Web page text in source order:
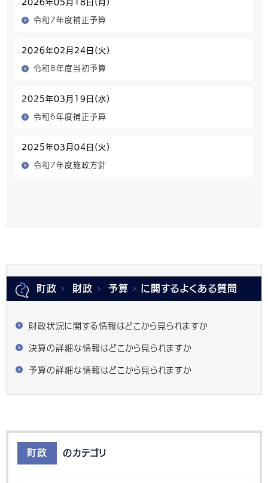
2026年05月18日(月)
令和7年度補正予算
2026年02月24日(火)
令和8年度当初予算
2025年03月19日(水)
令和6年度補正予算
2025年03月04日(火)
令和7年度施政方針
町政 財政 予算 に関するよくある質問
財政状況に関する情報はどこから見られますか
決算の詳細な情報はどこから見られますか
予算の詳細な情報はどこから見られますか
町政 のカテゴリ